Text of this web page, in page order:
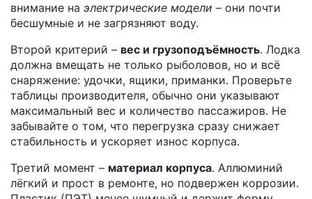
внимание на электрические модели – они почти
бесшумные и не загрязняют воду.
Второй критерий – вес и грузоподъёмность. Лодка
должна вмещать не только рыболовов, но и всё
снаряжение: удочки, ящики, приманки. Проверьте
таблицы производителя, обычно они указывают
максимальный вес и количество пассажиров. Не
забывайте о том, что перегрузка сразу снижает
стабильность и ускоряет износ корпуса.
Третий момент – материал корпуса. Аллюминий
лёгкий и прост в ремонте, но подвержен коррозии.